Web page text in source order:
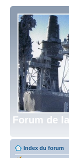
Forum de
Index du forum